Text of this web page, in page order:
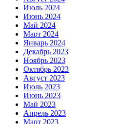
Июль 2024
Июнь 2024
Май 2024
Март 2024
Январь 2024
Декабрь 2023
Ноябрь 2023
Октябрь 2023
Август 2023
Июль 2023
Июнь 2023
Май 2023
Апрель 2023
Март 2023